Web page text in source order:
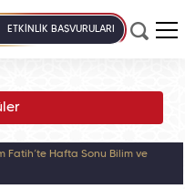
ETKİNLİK BAŞVURULARI
Fatih’te Hafta Sonu Bilim ve